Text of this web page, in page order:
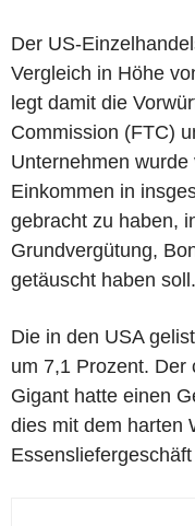
Der US-
Vergleich in Höhe
legt damit die
Commission (FTC)
Unternehmen
Einkommen in
gebracht zu haben,
Grundvergütung,
getäuscht haben
Die in den USA
um 7,1 Prozent. Der
Gigant hatte einen
dies mit dem harten